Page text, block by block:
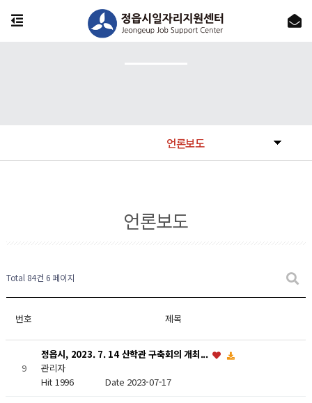
언론보도
언론보도
Total 84건 6 페이지
번호 제목
9
정읍시, 2023. 7. 14 산학관 구축회의 개최...
관리자
Hit 1996 Date 2023-07-17